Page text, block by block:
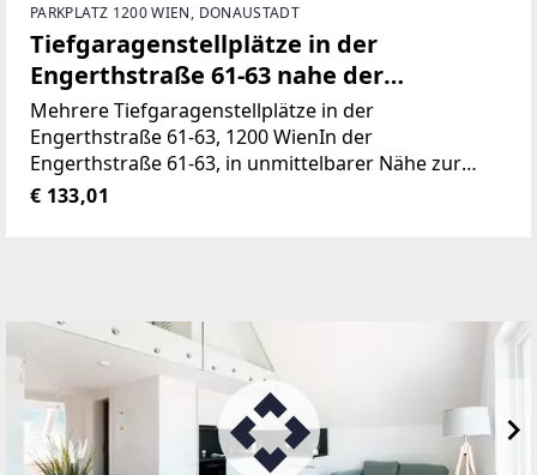
PARKPLATZ 1200 WIEN, DONAUSTADT
Tiefgaragenstellplätze in der
Engerthstraße 61-63 nahe der
Millennium City - ab sofort verfügbar. -
WOHNTRAUM
Mehrere Tiefgaragenstellplätze in der
Engerthstraße 61-63, 1200 WienIn der
Engerthstraße 61-63, in unmittelbarer Nähe zur
Millennium City, der Donau und dem Handelskai,
€ 133,01